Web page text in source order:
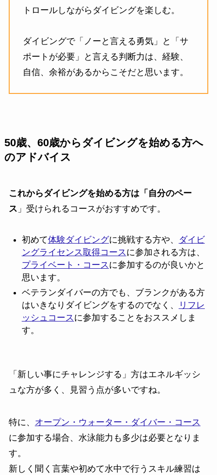
トロールしながらダイビングを楽しむ。
ダイビングで「ノーと言える勇気」と「サ
ポートが必要」と言える判断力は、経験、
自信、余裕があるからこそだと思います。
50歳、60歳からダイビングを始める方へ
のアドバイス
これからダイビングを始める方は「自分のペー
ス 」受けられるコースがおすすめです。
初めて体験ダイビングに挑戦する方や、
ダイビ
ングライセンス取得コースに参加される方は、
プライベート・コースに参加するのが良いかと
思います。
ベテランダイバーの方でも、ブランクがある方
はいきなりダイビングをするのでなく、
リフレ
ッシュコース に参加することをおススメしま
す。
「新しい事にチャレンジする」方はエネルギッシ
ュな方が多く、見習う点が多いですね。
特に、 オープン・ウォーター・ダイバー・コース
に参加する場合、水泳能力も多少は必要となりま
す。
新しく聞く言葉や初めて水中で行うスキル練習は